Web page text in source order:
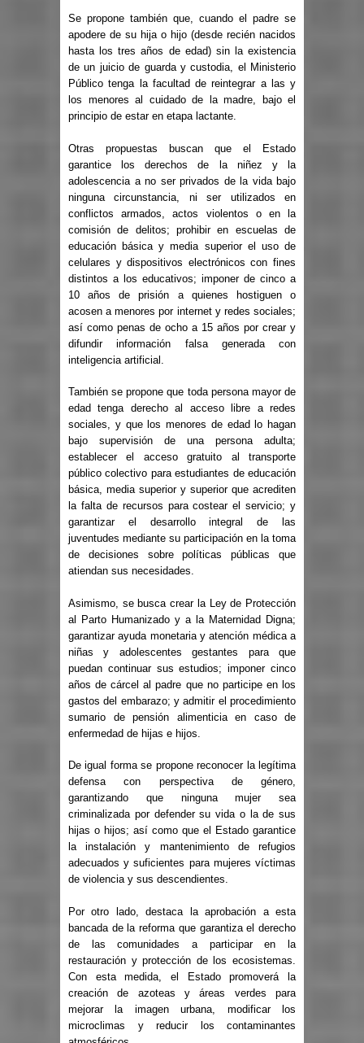
Se propone también que, cuando el padre se
apodere de su hija o hijo (desde recién nacidos
hasta los tres años de edad) sin la existencia
de un juicio de guarda y custodia, el Ministerio
Público tenga la facultad de reintegrar a las y
los menores al cuidado de la madre, bajo el
principio de estar en etapa lactante.
Otras propuestas buscan que el Estado
garantice los derechos de la niñez y la
adolescencia a no ser privados de la vida bajo
ninguna circunstancia, ni ser utilizados en
conflictos armados, actos violentos o en la
comisión de delitos; prohibir en escuelas de
educación básica y media superior el uso de
celulares y dispositivos electrónicos con fines
distintos a los educativos; imponer de cinco a
10 años de prisión a quienes hostiguen o
acosen a menores por internet y redes sociales;
así como penas de ocho a 15 años por crear y
difundir información falsa generada con
inteligencia artificial.
También se propone que toda persona mayor de
edad tenga derecho al acceso libre a redes
sociales, y que los menores de edad lo hagan
bajo supervisión de una persona adulta;
establecer el acceso gratuito al transporte
público colectivo para estudiantes de educación
básica, media superior y superior que acrediten
la falta de recursos para costear el servicio; y
garantizar el desarrollo integral de las
juventudes mediante su participación en la toma
de decisiones sobre políticas públicas que
atiendan sus necesidades.
Asimismo, se busca crear la Ley de Protección
al Parto Humanizado y a la Maternidad Digna;
garantizar ayuda monetaria y atención médica a
niñas y adolescentes gestantes para que
puedan continuar sus estudios; imponer cinco
años de cárcel al padre que no participe en los
gastos del embarazo; y admitir el procedimiento
sumario de pensión alimenticia en caso de
enfermedad de hijas e hijos.
De igual forma se propone reconocer la legítima
defensa con perspectiva de género,
garantizando que ninguna mujer sea
criminalizada por defender su vida o la de sus
hijas o hijos; así como que el Estado garantice
la instalación y mantenimiento de refugios
adecuados y suficientes para mujeres víctimas
de violencia y sus descendientes.
Por otro lado, destaca la aprobación a esta
bancada de la reforma que garantiza el derecho
de las comunidades a participar en la
restauración y protección de los ecosistemas.
Con esta medida, el Estado promoverá la
creación de azoteas y áreas verdes para
mejorar la imagen urbana, modificar los
microclimas y reducir los contaminantes